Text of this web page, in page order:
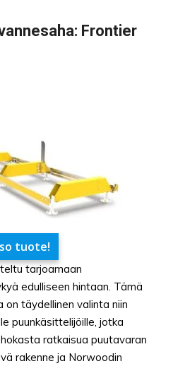
Frontier
tuote!
tarjoamaan
edulliseen hintaan. Tämä
on täydellinen valinta niin
puunkäsittelijöille, jotka
ratkaisua puutavaran
rakenne ja Norwoodin